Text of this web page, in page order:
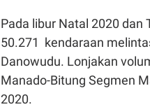
Pada libur Natal 2020 dan
50.271 kendaraan
Danowudu. Lonjakan
Manado-Bitung Segmen
2020.